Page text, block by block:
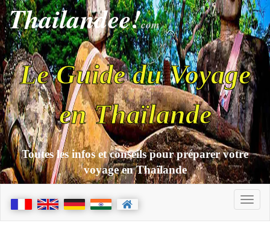
Thailandee!com
Le Guide du Voyage
en Thaïlande
Toutes les infos et conseils pour préparer votre
voyage en Thaïlande